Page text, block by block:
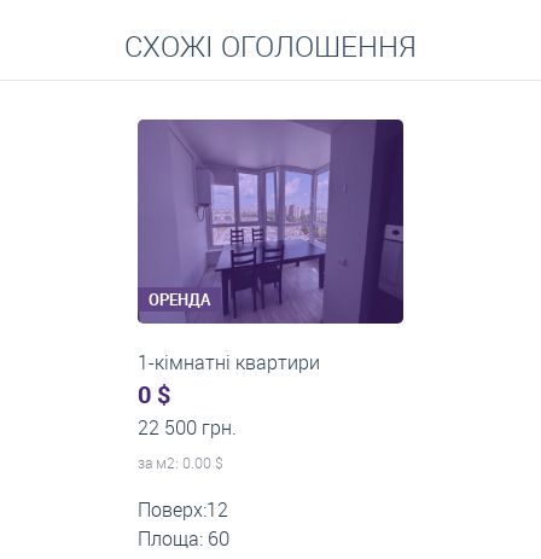
Середні ціни на довготривалу оренду квартир, особняків,
кімнат
СХОЖІ ОГОЛОШЕННЯ
ОРЕНДА
1-кімнатні квартири
430 $
0 грн.
за м2: 14.33 $
Поверх:10
Площа: 30